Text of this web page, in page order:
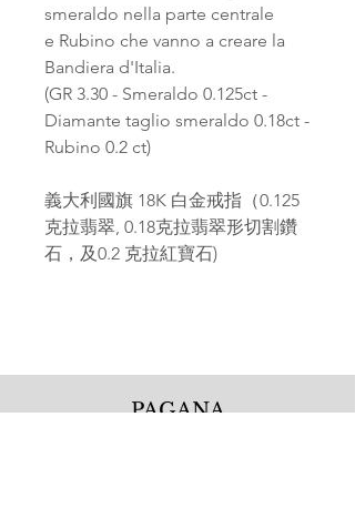
smeraldo nella parte centrale
e Rubino che vanno a creare la
Bandiera d'Italia.
(GR 3.30 - Smeraldo 0.125ct -
Diamante taglio smeraldo 0.18ct -
Rubino 0.2 ct)
義大利國旗 18K 白金戒指（0.125
克拉翡翠, 0.18克拉翡翠形切割鑽
石，及0.2 克拉紅寶石)
PAGANA